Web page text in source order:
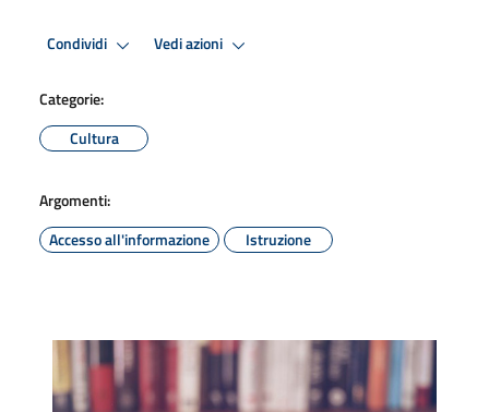
Condividi Vedi azioni
Categorie:
Cultura
Argomenti:
Accesso all'informazione
Istruzione